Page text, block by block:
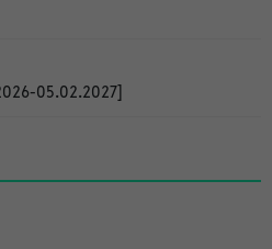
05.02.2027]